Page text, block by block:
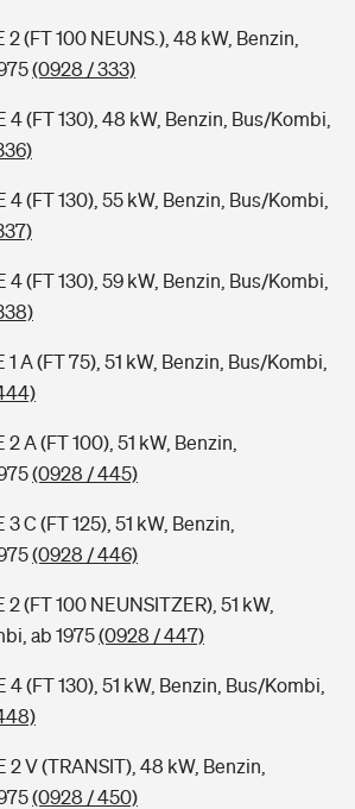
2 (FT 100 NEUNS.), 48 kW, Benzin,
(0928 / 333)
4 (FT 130), 48 kW, Benzin, Bus/Kombi,
4 (FT 130), 55 kW, Benzin, Bus/Kombi,
4 (FT 130), 59 kW, Benzin, Bus/Kombi,
1 A (FT 75), 51 kW, Benzin, Bus/Kombi,
A (FT 100), 51 kW, Benzin,
(0928 / 445)
C (FT 125), 51 kW, Benzin,
(0928 / 446)
2 (FT 100 NEUNSITZER), 51 kW,
ab 1975(0928 / 447)
4 (FT 130), 51 kW, Benzin, Bus/Kombi,
2 V (TRANSIT), 48 kW, Benzin,
(0928 / 450)